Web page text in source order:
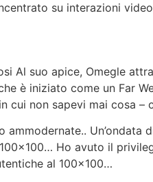
su interazioni
Al suo apice, Omegle
è iniziato come un Far
cui non sapevi mai cosa
Ho avuto il
al 100×100…